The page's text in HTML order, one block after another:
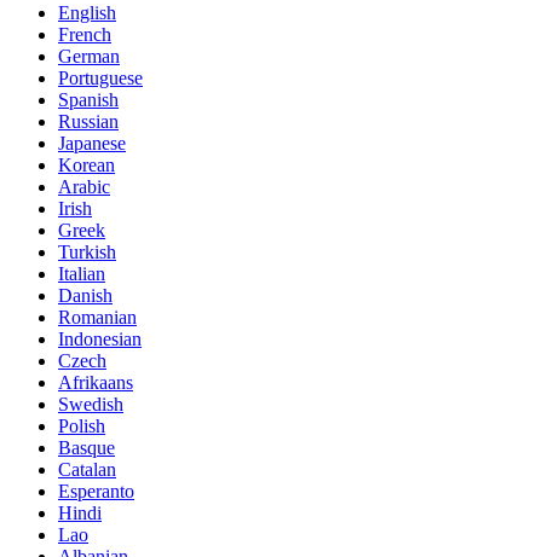
English
French
German
Portuguese
Spanish
Russian
Japanese
Korean
Arabic
Irish
Greek
Turkish
Italian
Danish
Romanian
Indonesian
Czech
Afrikaans
Swedish
Polish
Basque
Catalan
Esperanto
Hindi
Lao